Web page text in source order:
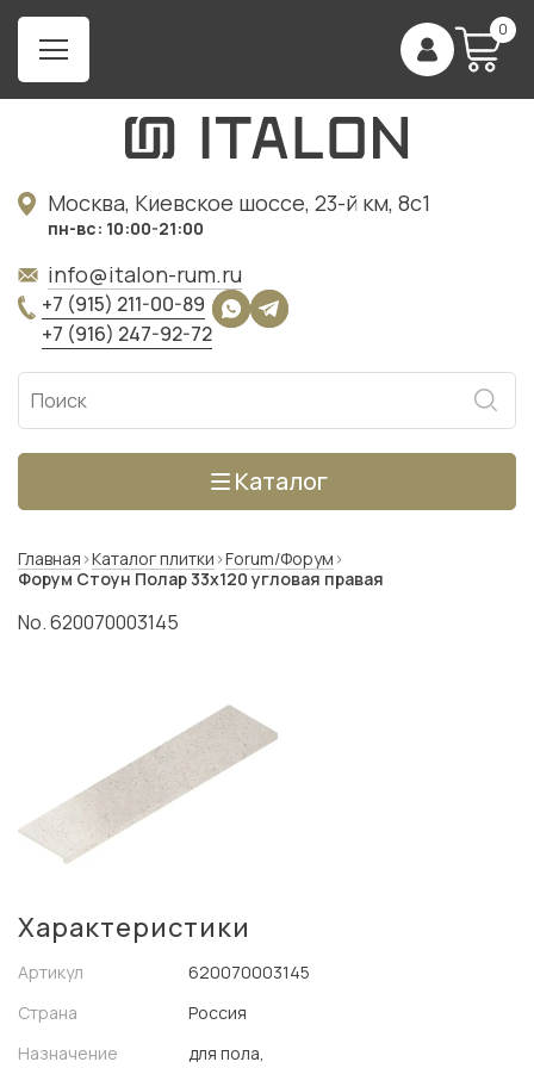
0
Москва, Киевское шоссе, 23-й км, 8с1
пн-вс: 10:00-21:00
info@italon-rum.ru
+7 (915) 211-00-89
+7 (916) 247-92-72
Каталог
Главная Каталог плитки Forum/Форум
Форум Стоун Полар 33x120 угловая правая
No. 620070003145
Характеристики
Артикул
620070003145
Страна
Россия
Назначение
для пола,